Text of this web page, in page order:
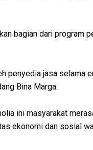
bagian dari program
penyedia jasa selama
Bina Marga.
ini masyarakat
ekonomi dan sosial